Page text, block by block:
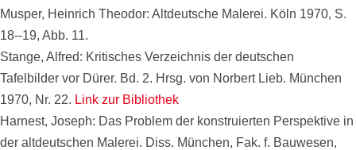
Musper, Heinrich Theodor: Altdeutsche Malerei. Köln 1970, S.
18--19, Abb. 11.
Stange, Alfred: Kritisches Verzeichnis der deutschen
Tafelbilder vor Dürer. Bd. 2. Hrsg. von Norbert Lieb. München
1970, Nr. 22. Link zur Bibliothek
Harnest, Joseph: Das Problem der konstruierten Perspektive in
der altdeutschen Malerei. Diss. München, Fak. f. Bauwesen,